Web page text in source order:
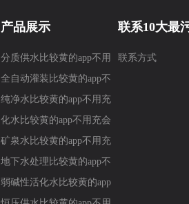
产品展示
分质供水比较黄的app不用
充会员
全自动灌装比较黄的app不
用充会员
纯净水比较黄的app不用充
会员
化水比较黄的app不用充会
员
矿泉水比较黄的app不用充
会员
地下水处理比较黄的app不
用充会员
弱碱性活化水比较黄的app
联系10大最
联系方式